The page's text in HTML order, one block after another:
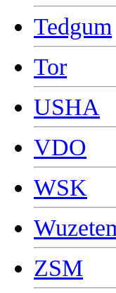
Tedgum
Tor
USHA
VDO
WSK
ZSM